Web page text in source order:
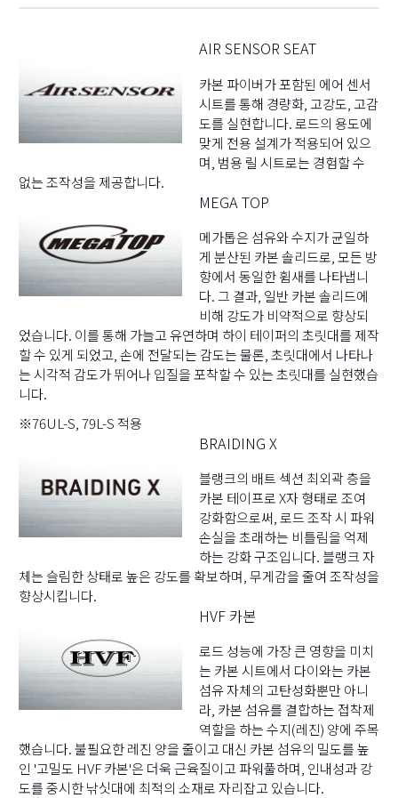
AIR SENSOR SEAT
카본 파이버가 포함된 에어 센서
시트를 통해 경량화, 고강도, 고감
도를 실현합니다. 로드의 용도에
맞게 전용 설계가 적용되어 있으
며, 범용 릴 시트로는 경험할 수
없는 조작성을 제공합니다.
MEGA TOP
메가톱은 섬유와 수지가 균일하
게 분산된 카본 솔리드로, 모든 방
향에서 동일한 휨새를 나타냅니
다. 그 결과, 일반 카본 솔리드에
비해 강도가 비약적으로 향상되
었습니다. 이를 통해 가늘고 유연하며 하이 테이퍼의 초릿대를 제작
할 수 있게 되었고, 손에 전달되는 감도는 물론, 초릿대에서 나타나
는 시각적 감도가 뛰어나 입질을 포착할 수 있는 초릿대를 실현했습
니다.
※76UL-S, 79L-S 적용
BRAIDING X
블랭크의 배트 섹션 최외곽 층을
카본 테이프로 X자 형태로 조여
강화함으로써, 로드 조작 시 파워
손실을 초래하는 비틀림을 억제
하는 강화 구조입니다. 블랭크 자
체는 슬림한 상태로 높은 강도를 확보하며, 무게감을 줄여 조작성을
향상시킵니다.
HVF 카본
로드 성능에 가장 큰 영향을 미치
는 카본 시트에서 다이와는 카본
섬유 자체의 고탄성화뿐만 아니
라, 카본 섬유를 결합하는 접착제
역할을 하는 수지(레진) 양에 주목
했습니다. 불필요한 레진 양을 줄이고 대신 카본 섬유의 밀도를 높
인 '고밀도 HVF 카본'은 더욱 근육질이고 파워풀하며, 인내성과 강
도를 중시한 낚싯대에 최적의 소재로 자리잡고 있습니다.